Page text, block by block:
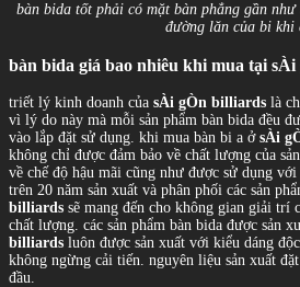
bàn bida tốt phải có mặt bàn phẳng gần
đường lăn của bi khi
bàn bida giá bao nhiêu khi mua tại sÀi
triết lý kinh doanh của sÀi gÒn billiards là
vì lý do này mà mỗi sản phẩm bàn bida đều
vào lắp đặt sử dụng. khi mua bàn bi a ở sÀi
không chỉ được đảm bảo về chất lượng của
về chế độ hậu mãi cũng như được sử dụng
trên 20 năm sản xuất và phân phối các sản
billiards sẽ mang đến cho không gian giải trí
chất lượng. các sản phẩm bàn bida được sản
billiards luôn được sản xuất với kiểu dáng
không ngừng cải tiến. nguyên liệu sản xuất
đầu.